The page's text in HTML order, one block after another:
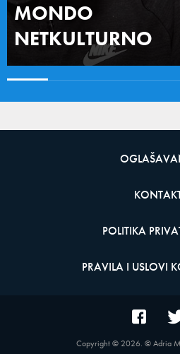
MONDO
NETKULTURNO
POLITIKA
PRAVILA I USLOVI
Copyright © 2026. © Adria